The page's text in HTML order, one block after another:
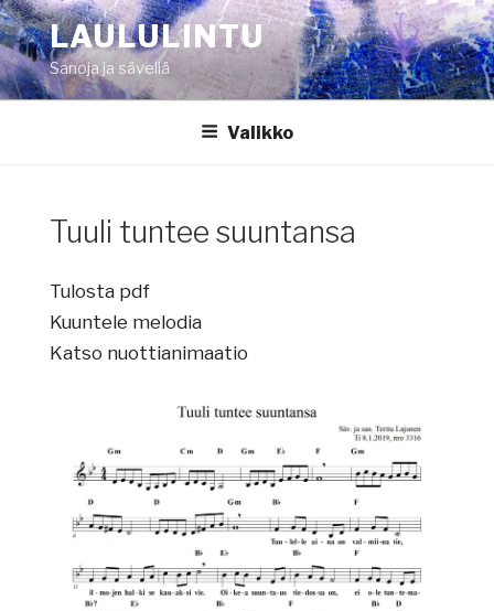
Siirry
sisältöönLAULULINTU
Sanoja ja säveliä
Valikko
Tuuli tuntee suuntansa
Tulosta pdf
Kuuntele melodia
Katso nuottianimaatio